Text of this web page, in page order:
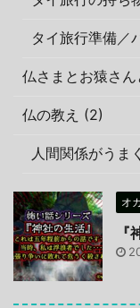
タイ旅行準備／
仏さまとお猿さ
仏の教え (2)
人間関係がうま
オ